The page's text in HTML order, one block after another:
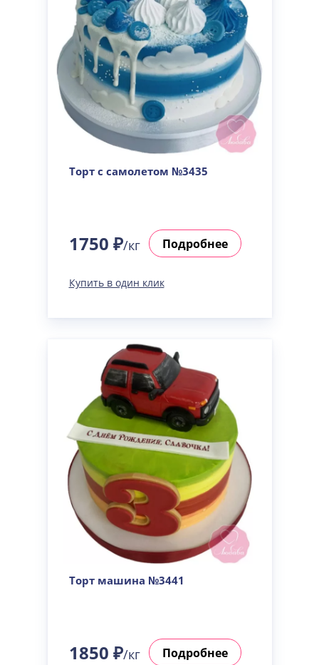
Торт с самолетом №3435
1750 ₽/кг Подробнее
Купить в один клик
Торт машина №3441
1850 ₽/кг Подробнее